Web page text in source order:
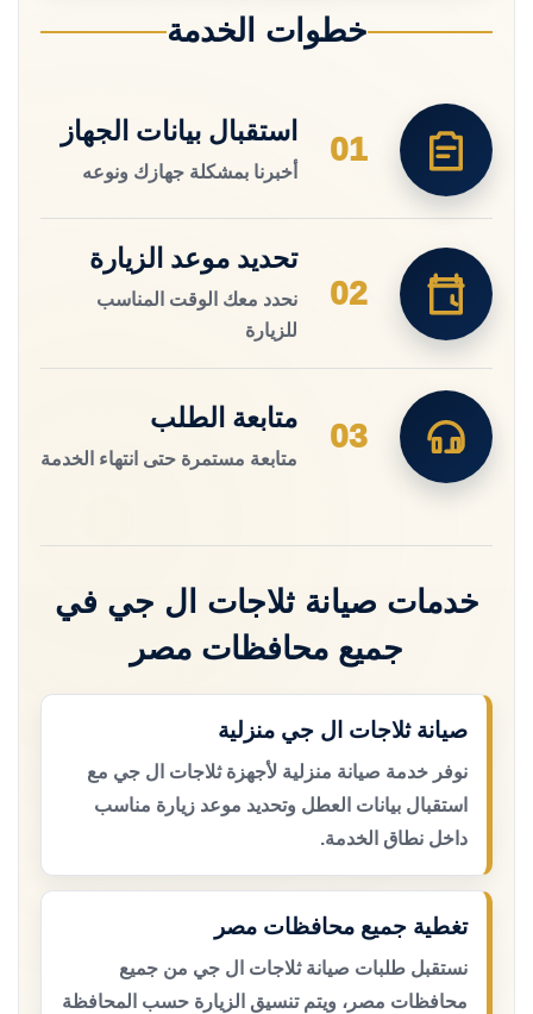
خطوات الخدمة
01
استقبال بيانات الجهاز
أخبرنا بمشكلة جهازك ونوعه
02
تحديد موعد الزيارة
نحدد معك الوقت المناسب
للزيارة
03
متابعة الطلب
متابعة مستمرة حتى انتهاء الخدمة
خدمات صيانة ثلاجات ال جي في
جميع محافظات مصر
صيانة ثلاجات ال جي منزلية
نوفر خدمة صيانة منزلية لأجهزة ثلاجات ال جي مع
استقبال بيانات العطل وتحديد موعد زيارة مناسب
داخل نطاق الخدمة.
تغطية جميع محافظات مصر
نستقبل طلبات صيانة ثلاجات ال جي من جميع
محافظات مصر، ويتم تنسيق الزيارة حسب المحافظة